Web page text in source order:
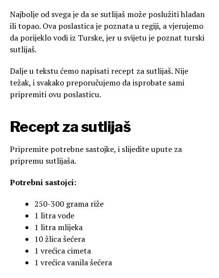
Najbolje od svega je da se sutlijaš može poslužiti hladan
ili topao. Ova poslastica je poznata u regiji, a vjerujemo
da porijeklo vodi iz Turske, jer u svijetu je poznat turski
sutlijaš.
Dalje u tekstu ćemo napisati recept za sutlijaš. Nije
težak, i svakako preporučujemo da isprobate sami
pripremiti ovu poslasticu.
Recept za sutlijaš
Pripremite potrebne sastojke, i slijedite upute za
pripremu sutlijaša.
Potrebni sastojci:
250-300 grama riže
1 litra vode
1 litra mlijeka
10 žlica šećera
1 vrećica cimeta
1 vrećica vanila šećera